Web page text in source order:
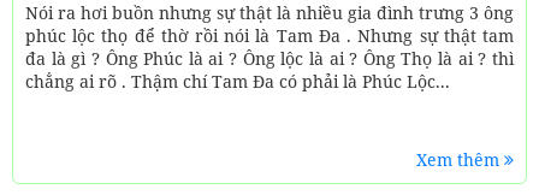
Nói ra hơi buồn nhưng sự thật là nhiều gia đình trưng 3 ông
phúc lộc thọ để thờ rồi nói là Tam Đa . Nhưng sự thật tam
đa là gì ? Ông Phúc là ai ? Ông lộc là ai ? Ông Thọ là ai ? thì
chẳng ai rõ . Thậm chí Tam Đa có phải là Phúc Lộc...
Xem thêm